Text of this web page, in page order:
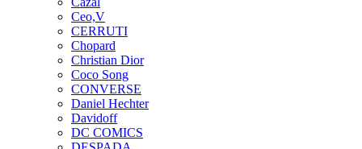
Ceo,V
CERRUTI
Chopard
Christian Dior
Coco Song
CONVERSE
Daniel Hechter
Davidoff
DC COMICS